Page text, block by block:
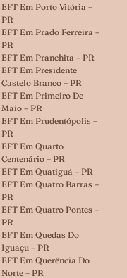
EFT Em Porto Vitória –
PR
EFT Em Prado Ferreira –
PR
EFT Em Pranchita – PR
EFT Em Presidente
Castelo Branco – PR
EFT Em Primeiro De
Maio – PR
EFT Em Prudentópolis –
PR
EFT Em Quarto
Centenário – PR
EFT Em Quatiguá – PR
EFT Em Quatro Barras –
PR
EFT Em Quatro Pontes –
PR
EFT Em Quedas Do
Iguaçu – PR
EFT Em Querência Do
Norte – PR